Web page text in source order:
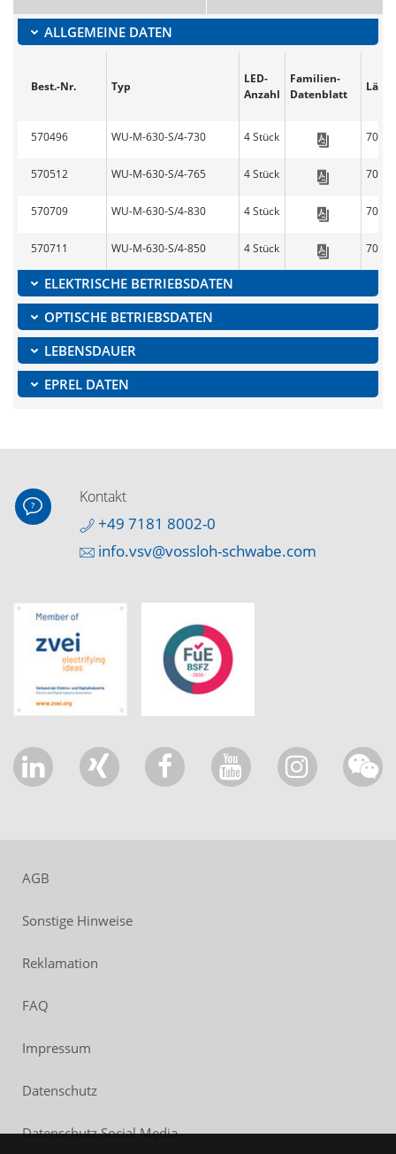
ALLGEMEINE DATEN
Best.-Nr. Typ
LED-
Anzahl
Familien-
Datenblatt
570496 WU-M-630-S/4-730 4 Stück LED-
70.6
570512 WU-M-630-S/4-765 4 Stück LED-
70.6
570709 WU-M-630-S/4-830 4 Stück LED-
70.6
570711 WU-M-630-S/4-850 4 Stück LED-
70.6
ELEKTRISCHE BETRIEBSDATEN
OPTISCHE BETRIEBSDATEN
LEBENSDAUER
EPREL DATEN
Kontakt
+49 7181 8002-0
info.vsv@vossloh-schwabe.com
AGB
Sonstige Hinweise
Reklamation
FAQ
Impressum
Datenschutz
Datenschutz Social Media